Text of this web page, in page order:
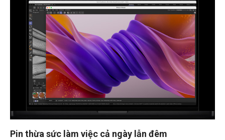
Pin thừa sức làm việc cả ngày lẫn đêm